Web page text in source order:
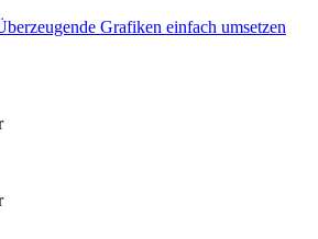
Grafiken einfach umsetzen